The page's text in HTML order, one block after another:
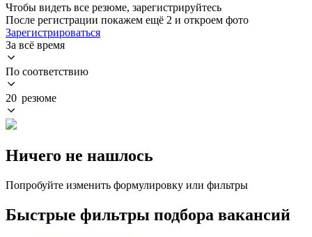
Чтобы видеть все резюме, зарегистрируйтесь
После регистрации покажем ещё 2 и откроем фото
Зарегистрироваться
За всё время
По соответствию
20 резюме
Ничего не нашлось
Попробуйте изменить формулировку или фильтры
Быстрые фильтры подбора вакансий